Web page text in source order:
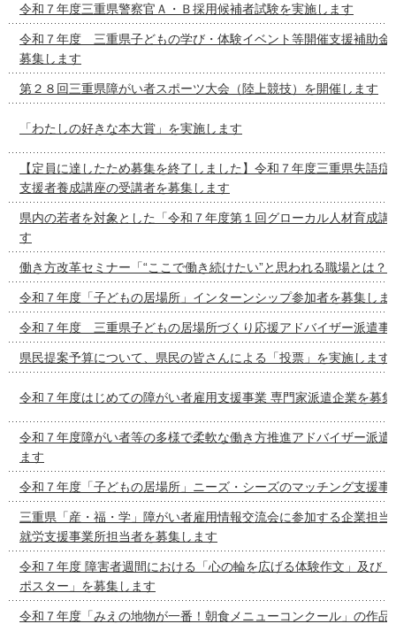
令和７年度三重県警察官Ａ・Ｂ採用候補者試験を実施します
令和７年度 三重県子どもの学び・体験イベント等開催支援補助金
募集します
第２８回三重県障がい者スポーツ大会（陸上競技）を開催します
「わたしの好きな本大賞」を実施します
【定員に達したため募集を終了しました】令和７年度三重県失語
支援者養成講座の受講者を募集します
県内の若者を対象とした「令和７年度第１回グローカル人材育成講
す
働き方改革セミナー「“ここで働き続けたい”と思われる職場とは？
令和７年度「子どもの居場所」インターンシップ参加者を募集しま
令和７年度 三重県子どもの居場所づくり応援アドバイザー派遣事
県民提案予算について、県民の皆さんによる「投票」を実施します
令和７年度はじめての障がい者雇用支援事業 専門家派遣企業を募
令和７年度障がい者等の多様で柔軟な働き方推進アドバイザー派遣
ます
令和７年度「子どもの居場所」ニーズ・シーズのマッチング支援事
三重県「産・福・学」障がい者雇用情報交流会に参加する企業担当
就労支援事業所担当者を募集します
令和７年度 障害者週間における「心の輪を広げる体験作文」及び
ポスター」を募集します
令和７年度「みえの地物が一番！朝食メニューコンクール」の作品